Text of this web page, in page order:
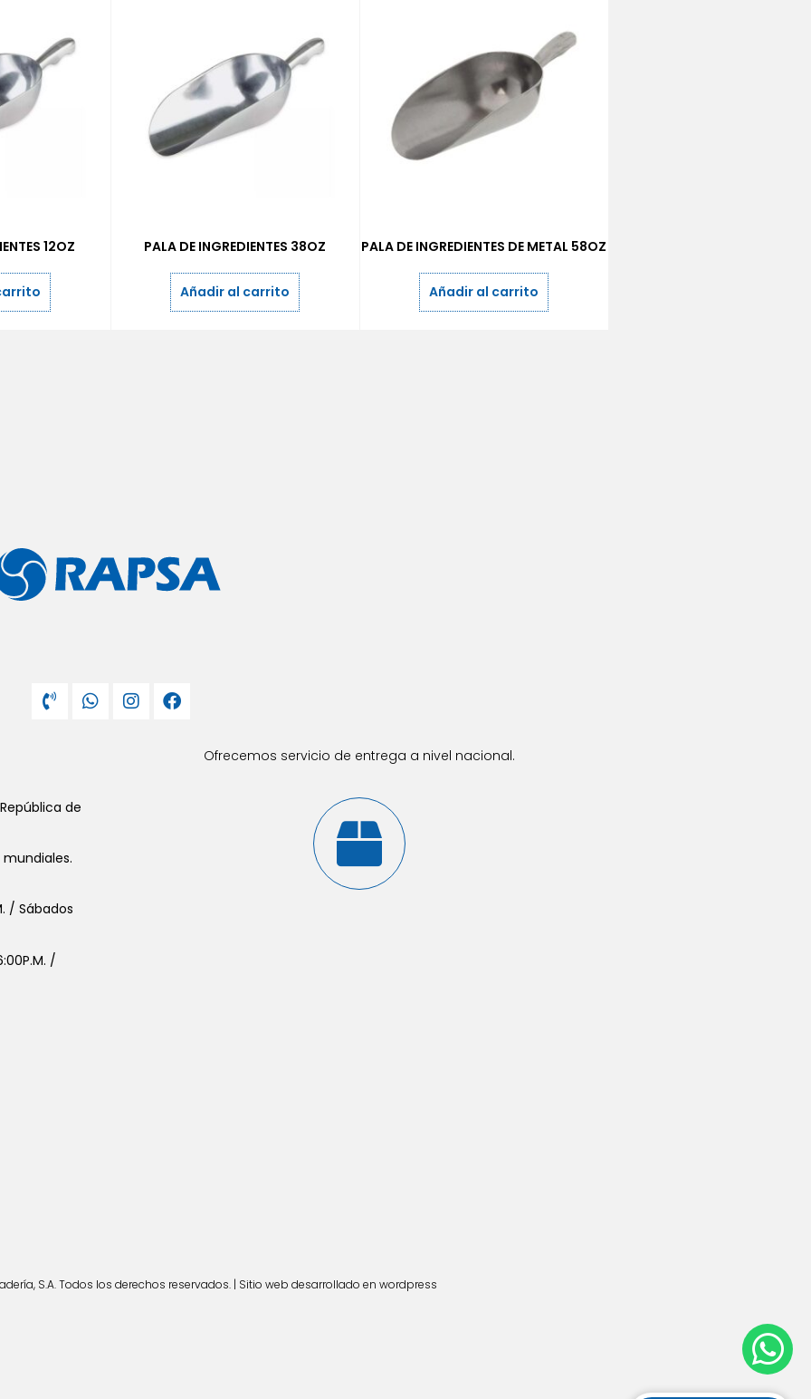
12OZ PALA DE INGREDIENTES 38OZ
Añadir al carrito
PALA DE INGREDIENTES DE METAL 58OZ
Añadir al carrito
de
/ Sábados
/
Ofrecemos servicio de entrega a nivel nacional.
S.A. Todos los derechos reservados. | Sitio web desarrollado en wordpress